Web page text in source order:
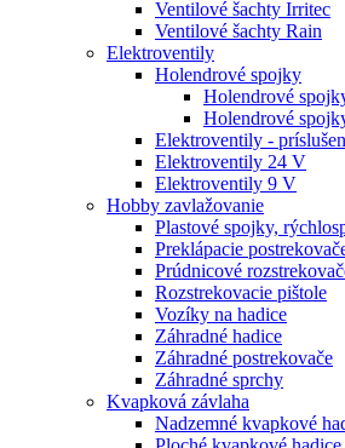
Ventilové šachty Irritec
Ventilové šachty Rain
Elektroventily
Holendrové spojky
Holendrové
Holendrové
Elektroventily -
Elektroventily 24 V
Elektroventily 9 V
Hobby zavlažovanie
Plastové spojky,
Preklápacie
Prúdnicové
Rozstrekovacie pištole
Vozíky na hadice
Záhradné hadice
Záhradné postrekovače
Záhradné sprchy
Kvapková závlaha
Nadzemné kvapkové